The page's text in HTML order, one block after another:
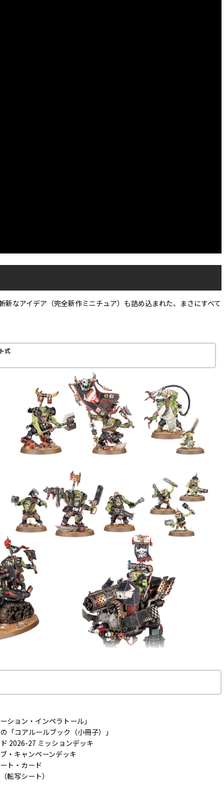
なアイデア（完全新作ミニチュア）も詰め込まれた、まさにすべて
式
ション・インペラトール」
「コアルールブック（小冊子）」
2026-27 ミッションデッキ
・キャンペーンデッキ
ト・カード
転写シート）